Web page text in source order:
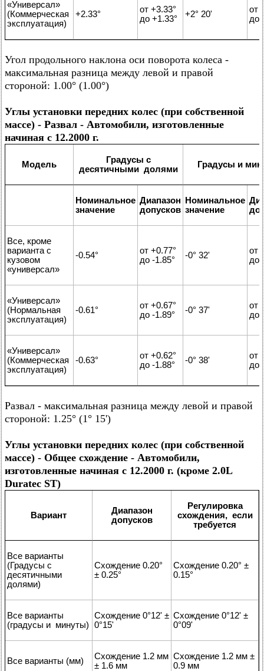
«Универсал»
(Коммерческая
эксплуатация)
+2.33°
от +3.33°
до +1.33°
+2° 20'
от
до
Угол продольного наклона оси поворота колеса -
максимальная разница между левой и правой
стороной: 1.00° (1.00°)
Углы установки передних колес (при собственной
массе) - Развал - Автомобили, изготовленные
начиная с 12.2000 г.
Модель
Градусы с
десятичными долями
Градусы и
Номинальное
значение
Диапазон
допусков
Номинальное
значение
Все, кроме
варианта с
кузовом
«универсал»
-0.54°
от +0.77°
до -1.85°
-0° 32'
от
до
«Универсал»
(Нормальная
эксплуатация)
-0.61°
от +0.67°
до -1.89°
-0° 37'
от
до
«Универсал»
(Коммерческая
эксплуатация)
-0.63°
от +0.62°
до -1.88°
-0° 38'
от
до
Развал - максимальная разница между левой и правой
стороной: 1.25° (1° 15')
Углы установки передних колес (при собственной
массе) - Общее схождение - Автомобили,
изготовленные начиная с 12.2000 г. (кроме 2.0L
Duratec ST)
Вариант
Диапазон
допусков
Регулировка
схождения, если
требуется
Все варианты
(Градусы с
десятичными
долями)
Схождение 0.20°
± 0.25°
Схождение 0.20° ±
0.15°
Все варианты
(градусы и минуты)
Схождение 0°12' ±
0°15'
Схождение 0°12' ±
0°09'
Все варианты (мм)
Схождение 1.2 мм
± 1.6 мм
Схождение 1.2 мм ±
0.9 мм